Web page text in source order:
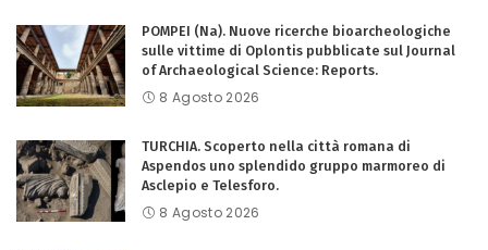
POMPEI (Na). Nuove ricerche bioarcheologiche
sulle vittime di Oplontis pubblicate sul Journal
of Archaeological Science: Reports.
8 Agosto 2026
TURCHIA. Scoperto nella città romana di
Aspendos uno splendido gruppo marmoreo di
Asclepio e Telesforo.
8 Agosto 2026